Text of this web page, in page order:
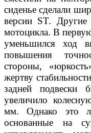
сиденье сделали
версии ST.
Другие
мотоцикла. В пер
уменьшился ход
повышения
стороны,
жертву
задней подвески
увеличило
мм. Однако это
основанные на